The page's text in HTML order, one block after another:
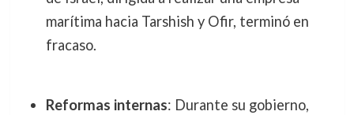
marítima hacia Tarshish y Ofir, terminó en
fracaso.
Reformas internas: Durante su gobierno,